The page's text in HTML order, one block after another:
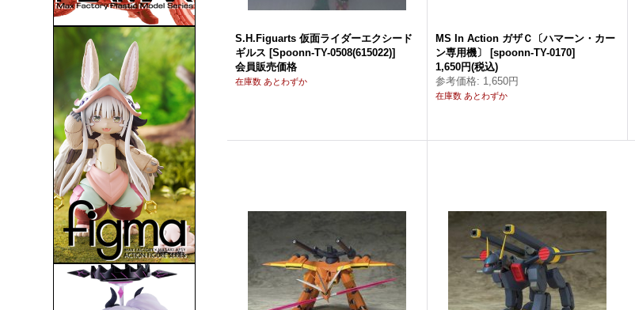
S.H.Figuarts 仮面ライダーエクシード
ギルス [Spoonn-TY-0508(615022)]
会員販売価格
在庫数 あとわずか
MS In Action ガザＣ〔ハマーン・カー
ン専用機〕
[spoonn-TY-0170]
1,650円(税込)
参考価格: 1,650円
在庫数 あとわずか